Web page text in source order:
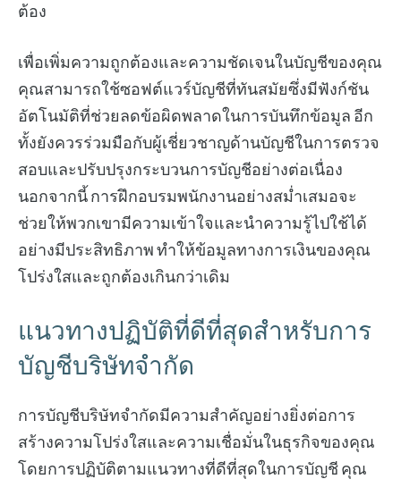
ต้อง
เพื่อเพิ่มความถูกต้องและความชัดเจนในบัญชีของคุณ
คุณสามารถใช้ซอฟต์แวร์บัญชีที่ทันสมัยซึ่งมีฟังก์ชัน
อัตโนมัติที่ช่วยลดข้อผิดพลาดในการบันทึกข้อมูล อีก
ทั้งยังควรร่วมมือกับผู้เชี่ยวชาญด้านบัญชีในการตรวจ
สอบและปรับปรุงกระบวนการบัญชีอย่างต่อเนื่อง
นอกจากนี้ การฝึกอบรมพนักงานอย่างสม่ำเสมอจะ
ช่วยให้พวกเขามีความเข้าใจและนำความรู้ไปใช้ได้
อย่างมีประสิทธิภาพ ทำให้ข้อมูลทางการเงินของคุณ
โปร่งใสและถูกต้องเกินกว่าเดิม
แนวทางปฏิบัติที่ดีที่สุดสำหรับการ
บัญชีบริษัทจำกัด
การบัญชีบริษัทจำกัดมีความสำคัญอย่างยิ่งต่อการ
สร้างความโปร่งใสและความเชื่อมั่นในธุรกิจของคุณ
โดยการปฏิบัติตามแนวทางที่ดีที่สุดในการบัญชี คุณ